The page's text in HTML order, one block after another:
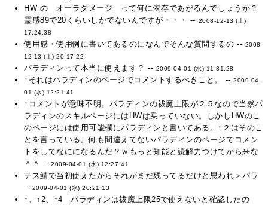
HW の オーラダメージ って何に依存であがるんでしょうか？
霊感89で20くらいしかでないんですが・・・ -- 2008-12-13 (土)
17:24:38
使用感・使用例に書いてあるのになんでそんな質問するの -- 2008-
12-13 (土) 20:17:22
パラディンって本当に使えます？ -- 2009-04-01 (水) 11:31:28
↑それはパラディンのページでコメントするべきこと。 --2009-04-
01 (水) 12:21:41
↑コメントが意味不明。パラディンの祓魔上限が２５なので当然パ
ラディンのスキルページにはHWは乗っていない。しかしHWのこ
のページには使用可能欄にパラディンと書いてある。↑２はそのこ
とを言っている。何も間違えてないパラディンのページでコメン
トをしてなにになるんだ？ｗもっと知能と読解力つけてから来な
＾＾ --2009-04-01 (水) 12:27:41
テス鯖で当初使えたからそれがまだ残ってるだけと思われ＞パラ
-- 2009-04-01 (水) 20:21:13
↑、↑2、↑4 パラディンは祓魔上限25で使えないと確認したの